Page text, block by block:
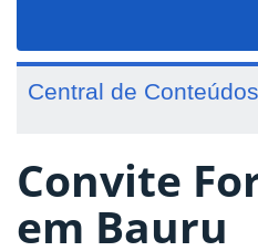
Central de Conteúdos
Convite
em Bauru